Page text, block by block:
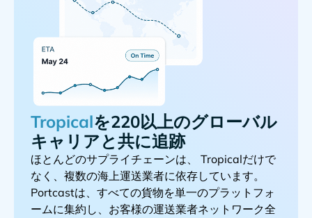
を220以上のグローバル
キャリアと共に追跡
ほとんどのサプライチェーンは、
だけで
なく、複数の海上運送業者に依存しています。
Portcastは、すべての貨物を単一のプラットフォ
ームに集約し、お客様の運送業者ネットワーク全